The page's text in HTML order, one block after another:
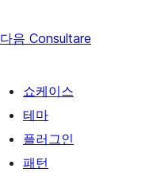
다음 Consultare
쇼케이스
테마
플러그인
패턴